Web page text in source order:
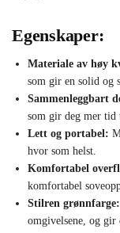
Egenskaper:
Materiale av høy
som gir en solid og
Sammenleggbart
som gir deg mer tid
Lett og portabel:
hvor som helst.
Komfortabel
komfortabel
Stilren grønnfarge:
omgivelsene, og gir